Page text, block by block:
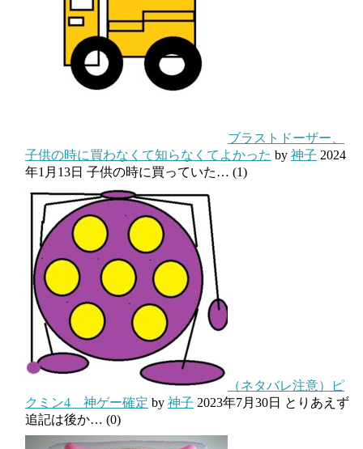
ブラストドーザー、
子供の時に買わなくて知らなくてよかった by 神子 2024
年1月13日 子供の時に買っていた… (1)
（ネタバレ注意）ピ
クミン4 神ゲー確定 by 神子 2023年7月30日 とりあえず
追記は後か… (0)